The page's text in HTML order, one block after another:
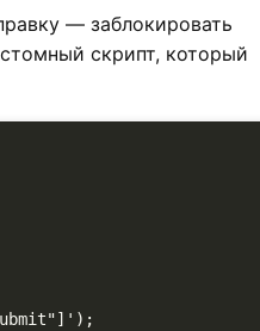
— заблокировать
скрипт, который